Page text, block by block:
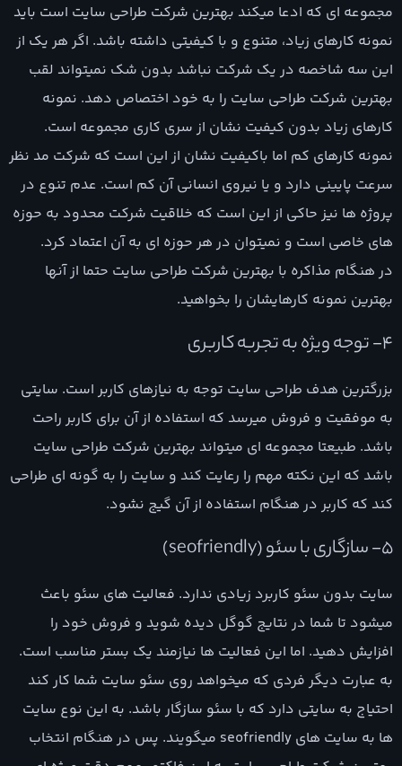
مجموعه ای که ادعا میکند بهترین شرکت طراحی سایت است باید
نمونه کارهای زیاد، متنوع و با کیفیتی داشته باشد. اگر هر یک از
این سه شاخصه در یک شرکت نباشد بدون شک نمیتواند لقب
بهترین شرکت طراحی سایت را به خود اختصاص دهد. نمونه
کارهای زیاد بدون کیفیت نشان از سری کاری مجموعه است.
نمونه کارهای کم اما باکیفیت نشان از این است که شرکت مد نظر
سرعت پایینی دارد و یا نیروی انسانی آن کم است. عدم تنوع در
پروژه ها نیز حاکی از این است که خلاقیت شرکت محدود به حوزه
های خاصی است و نمیتوان در هر حوزه ای به آن اعتماد کرد.
در هنگام مذاکره با بهترین شرکت طراحی سایت حتما از آنها
بهترین نمونه کارهایشان را بخواهید.
4- توجه ویژه به تجربه کاربری
بزرگترین هدف طراحی سایت توجه به نیازهای کاربر است. سایتی
به موفقیت و فروش میرسد که استفاده از آن برای کاربر راحت
باشد. طبیعتا مجموعه ای میتواند بهترین شرکت طراحی سایت
باشد که این نکته مهم را رعایت کند و سایت را به گونه ای طراحی
کند که کاربر در هنگام استفاده از آن گیج نشود.
5- سازگاری با سئو (seofriendly)
سایت بدون سئو کاربرد زیادی ندارد. فعالیت های سئو باعث
میشود تا شما در نتایج گوگل دیده شوید و فروش خود را
افزایش دهید. اما این فعالیت ها نیازمند یک بستر مناسب است.
به عبارت دیگر فردی که میخواهد روی سئو سایت شما کار کند
احتیاج به سایتی دارد که با سئو سازگار باشد. به این نوع سایت
ها به سایت های seofriendly میگویند. پس در هنگام انتخاب